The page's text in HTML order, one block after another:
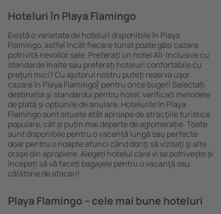
Hoteluri în Playa Flamingo
Există o varietate de hoteluri disponibile în Playa
Flamingo, astfel încât fiecare turist poate găsi cazare
potrivită nevoilor sale. Preferați un hotel All-Inclusive cu
standarde ȋnalte sau preferați hoteluri confortabile cu
preţuri mici? Cu ajutorul nostru puteți rezerva uşor
cazare în Playa Flamingo} pentru orice buget! Selectați
destinația şi standardul pentru hotel, verificați metodele
de plată și opțiunile de anulare. Hotelurile în Playa
Flamingo sunt situate atât aproape de atracţiile turistice
populare, cât și puțin mai departe de aglomerație. Toate
sunt disponibile pentru o vacanță lungă sau perfecte
doar pentru o noapte atunci când doriţi să vizitaţi şi alte
oraşe din apropiere. Alegeți hotelul care vi se potriveşte și
începeți să vă faceți bagajele pentru o vacanţă sau
călătorie de afaceri!
Playa Flamingo – cele mai bune hoteluri